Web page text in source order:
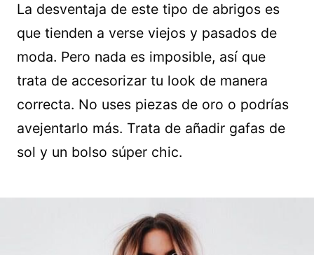
La desventaja de este tipo de abrigos es
que tienden a verse viejos y pasados de
moda. Pero nada es imposible, así que
trata de accesorizar tu look de manera
correcta. No uses piezas de oro o podrías
avejentarlo más. Trata de añadir gafas de
sol y un bolso súper chic.